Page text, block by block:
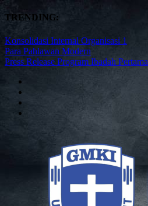
TRENDING:
Konsolidasi Internal Organisasi 1
Para Pahlawan Modern
Press Release Program Ibadah Pertama